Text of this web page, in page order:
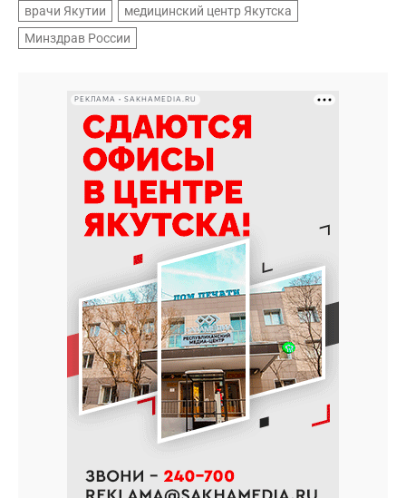
врачи Якутии
медицинский центр Якутска
Минздрав России
РЕКЛАМА • SAKHAMEDIA.RU